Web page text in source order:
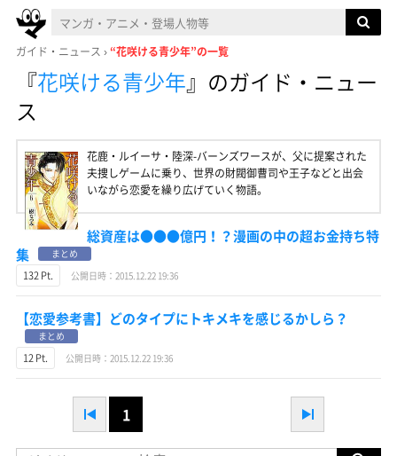
ガイド・ニュース “花咲ける青少年”の一覧
『花咲ける青少年』 のガイド・ニュー
ス
花鹿・ルイーサ・陸深-バーンズワースが、父に提案された
夫捜しゲームに乗り、世界の財閥御曹司や王子などと出会
いながら恋愛を繰り広げていく物語。
総資産は●●●億円！？漫画の中の超お金持ち特
集
まとめ
132 Pt. 公開日時：2015.12.22 19:36
【恋愛参考書】どのタイプにトキメキを感じるかしら？
まとめ
12 Pt. 公開日時：2015.12.22 19:36
1